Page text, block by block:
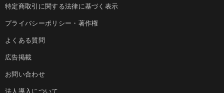
特定商取引に関する法律に基づく表示
プライバシーポリシー・著作権
よくある質問
広告掲載
お問い合わせ
法人導入について